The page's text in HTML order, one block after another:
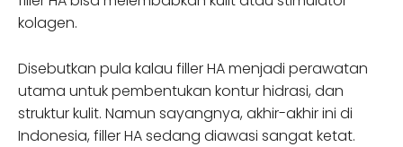
kolagen.
Disebutkan pula kalau filler HA menjadi perawatan
utama untuk pembentukan kontur hidrasi, dan
struktur kulit. Namun sayangnya, akhir-akhir ini di
Indonesia, filler HA sedang diawasi sangat ketat.